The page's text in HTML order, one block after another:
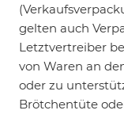
gelten auch
Letztvertreiber
von Waren an
oder zu
Brötchentüte